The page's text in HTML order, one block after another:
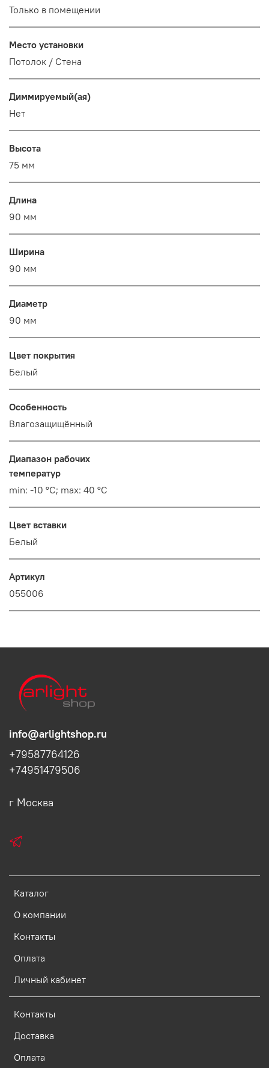
Только в помещении
Место установки
Потолок / Cтена
Диммируемый(ая)
Нет
Высота
75 мм
Длина
90 мм
Ширина
90 мм
Диаметр
90 мм
Цвет покрытия
Белый
Особенность
Влагозащищённый
Диапазон рабочих
температур
min: -10 °C; max: 40 °C
Цвет вставки
Белый
Артикул
055006
Каталог
О компании
Контакты
Оплата
Личный кабинет
Контакты
Доставка
Оплата
info@arlightshop.ru
+79587764126
+74951479506
г Москва